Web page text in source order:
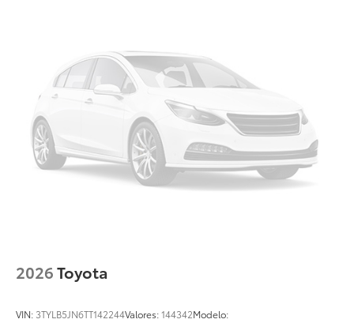
2026Toyota
VIN: 3TYLB5JN6TT142244Valores:144342Modelo: